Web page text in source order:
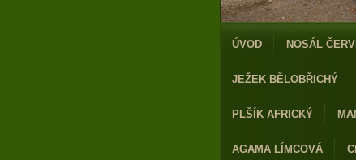
ÚVOD NOSÁL
JEŽEK BĚLOBŘICHÝ
PLŠÍK AFRICKÝ
AGAMA LÍMCOVÁ